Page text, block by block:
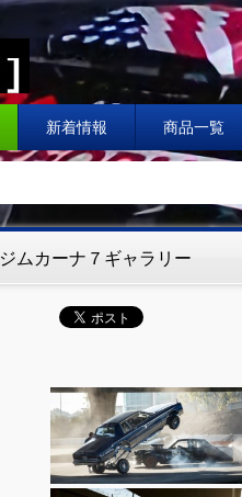
新着情報 商品一覧
ジムカーナ７ギャラリー